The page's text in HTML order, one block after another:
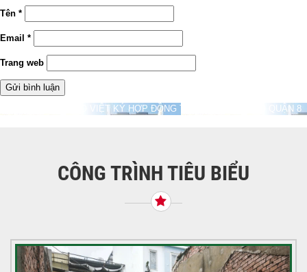
Tên *
Email *
Trang web
SAO VIỆT KÝ HỢP ĐỒNG THI CÔNG NHÀ PHỐ QUẬN 8
CÔNG TRÌNH TIÊU BIỂU